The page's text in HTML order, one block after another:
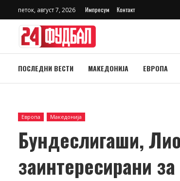
петок, август 7, 2026 Импресум Контакт
ПОСЛЕДНИ ВЕСТИ МАКЕДОНИЈА ЕВРОПА
Европа Македонија
Бундеслигаши,
заинтересирани